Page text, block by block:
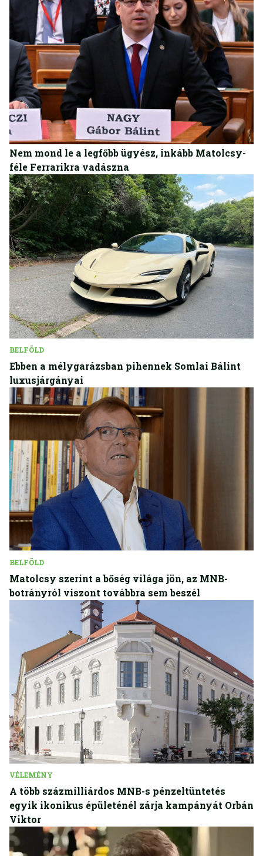
BELFÖLD
Nem mond le a legfőbb ügyész, inkább Matolcsy-
féle Ferrarikra vadászna
BELFÖLD
Ebben a mélygarázsban pihennek Somlai Bálint
luxusjárgányai
BELFÖLD
Matolcsy szerint a bőség világa jön, az MNB-
botrányról viszont továbbra sem beszél
VÉLEMÉNY
A több százmilliárdos MNB-s pénzeltüntetés
egyik ikonikus épületénél zárja kampányát Orbán
Viktor